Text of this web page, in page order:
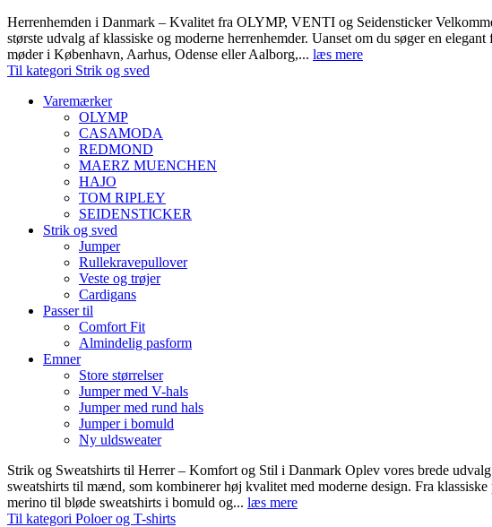
Herrenhemden i Danmark – Kvalitet fra OLYMP, VENTI og Seidensticker
største udvalg af klassiske og moderne herrenhemder. Uanset om du søger en
møder i København, Aarhus, Odense eller Aalborg,... læs mere
Til kategori Strik og sved
Varemærker
OLYMP
CASAMODA
REDMOND
MAERZ MUENCHEN
HAJO
TOM RIPLEY
SEIDENSTICKER
Strik og sved
Jumper
Rullekravepullover
Veste og trøjer
Cardigans
Passer til
Comfort Fit
Almindelig pasform
Emner
Store størrelser
Jumper med V-hals
Jumper med rund hals
Jumper i bomuld
Ny uldsweater
Strik og Sweatshirts til Herrer – Komfort og Stil i Danmark Oplev vores brede
sweatshirts til mænd, som kombinerer høj kvalitet med moderne design. Fra
merino til bløde sweatshirts i bomuld og... læs mere
Til kategori Poloer og T-shirts